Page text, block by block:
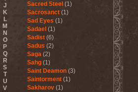
J
K
L
M
N
O
P
Q
R
S
T
U
V
Sacred Steel (1)
Sacrosanct (1)
Sad Eyes (1)
Sadael (1)
Sadist (6)
Sadus (2)
Saga (2)
Sahg (1)
Saint Deamon (3)
Saintorment (1)
Sakharov (1)